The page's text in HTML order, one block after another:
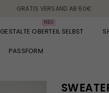
GRATIS VERSAND AB 60€
GESTALTE OBERTEIL SELBST
NEU
PASSFORM